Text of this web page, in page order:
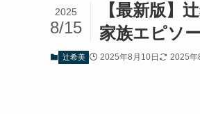
【最新版】
家族エピソ
2025
8/15
辻希美 2025年8月10日 2025年